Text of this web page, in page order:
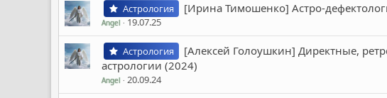
Астрология [Ирина Тимошенко] Астро-
Angel 19.07.25
Астрология
[Алексей Голоушкин] Директные,
астрологии (2024)
Angel 20.09.24